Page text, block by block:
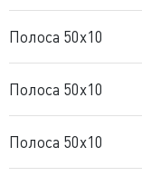
Полоса 50x10
Полоса 50x10
Полоса 50x10